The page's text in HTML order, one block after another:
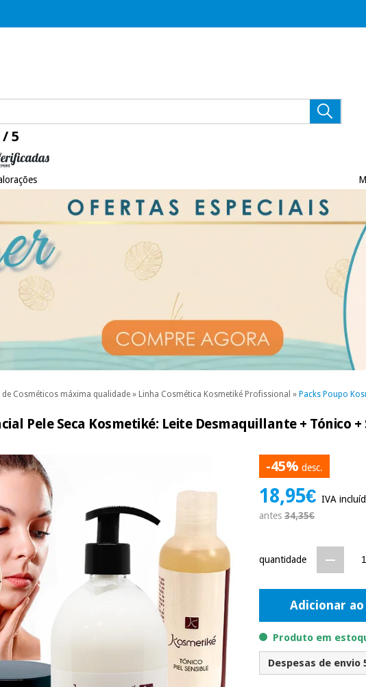
/ 5
de Cosméticos máxima qualidade » Linha Cosmética Kosmetiké Profissional » Packs Poupo
Pele Seca Kosmetiké: Leite Desmaquillante + Tónico
-45% desc.
18,95€IVA
antes34,35€
quantidade
Adicionar
Produto em
Despesas de envio